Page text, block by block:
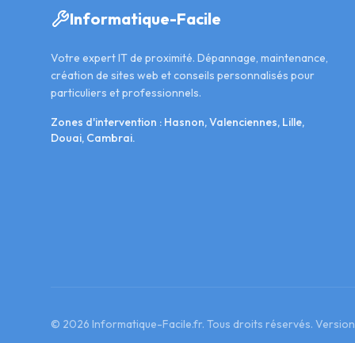
Informatique-Facile
Votre expert IT de proximité. Dépannage, maintenance,
création de sites web et conseils personnalisés pour
particuliers et professionnels.
Zones d'intervention : Hasnon, Valenciennes, Lille,
Douai, Cambrai.
© 2026 Informatique-Facile.fr. Tous droits réservés.